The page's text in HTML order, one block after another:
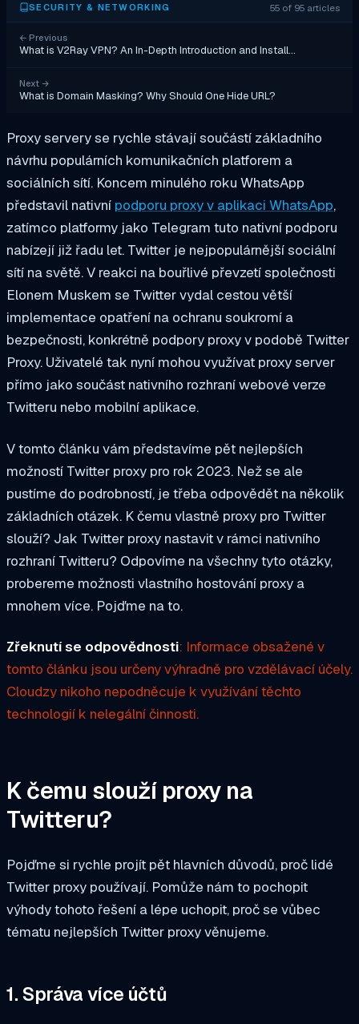
SECURITY & NETWORKING 55 of 95 articles
← Previous
What is V2Ray VPN? An In-Depth Introduction and Install…
Next →
What is Domain Masking? Why Should One Hide URL?
Proxy servery se rychle stávají součástí základního
návrhu populárních komunikačních platforem a
sociálních sítí. Koncem minulého roku WhatsApp
představil nativní podporu proxy v aplikaci WhatsApp,
zatímco platformy jako Telegram tuto nativní podporu
nabízejí již řadu let. Twitter je nejpopulárnější sociální
sítí na světě. V reakci na bouřlivé převzetí společnosti
Elonem Muskem se Twitter vydal cestou větší
implementace opatření na ochranu soukromí a
bezpečnosti, konkrétně podpory proxy v podobě Twitter
Proxy. Uživatelé tak nyní mohou využívat proxy server
přímo jako součást nativního rozhraní webové verze
Twitteru nebo mobilní aplikace.
V tomto článku vám představíme pět nejlepších
možností Twitter proxy pro rok 2023. Než se ale
pustíme do podrobností, je třeba odpovědět na několik
základních otázek. K čemu vlastně proxy pro Twitter
slouží? Jak Twitter proxy nastavit v rámci nativního
rozhraní Twitteru? Odpovíme na všechny tyto otázky,
probereme možnosti vlastního hostování proxy a
mnohem více. Pojďme na to.
Zřeknutí se odpovědnosti: Informace obsažené v
tomto článku jsou určeny výhradně pro vzdělávací účely.
Cloudzy nikoho nepodněcuje k využívání těchto
technologií k nelegální činnosti.
K čemu slouží proxy na
Twitteru?
Pojďme si rychle projít pět hlavních důvodů, proč lidé
Twitter proxy používají. Pomůže nám to pochopit
výhody tohoto řešení a lépe uchopit, proč se vůbec
tématu nejlepších Twitter proxy věnujeme.
1. Správa více účtů